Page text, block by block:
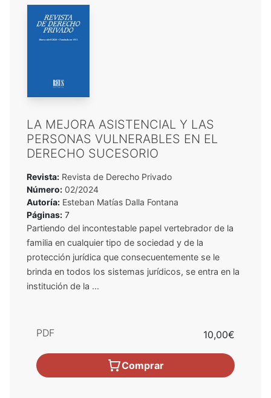
LA MEJORA ASISTENCIAL Y LAS
PERSONAS VULNERABLES EN EL
DERECHO SUCESORIO
Revista: Revista de Derecho Privado
Número: 02/2024
Autoría: Esteban Matías Dalla Fontana
Páginas: 7
Partiendo del incontestable papel vertebrador de la
familia en cualquier tipo de sociedad y de la
protección jurídica que consecuentemente se le
brinda en todos los sistemas jurídicos, se entra en la
institución de la ...
PDF 10,00€
Comprar